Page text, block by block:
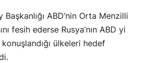
ABD’nin Orta Menzilli
fesih ederse Rusya’nın ABD yi
ülkeleri hedef